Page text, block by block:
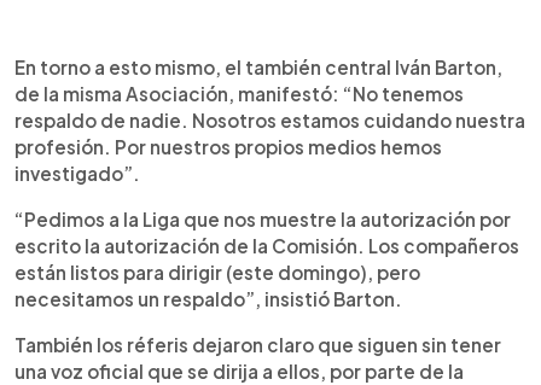
En torno a esto mismo, el también central Iván Barton,
de la misma Asociación, manifestó: “No tenemos
respaldo de nadie. Nosotros estamos cuidando nuestra
profesión. Por nuestros propios medios hemos
investigado”.
“Pedimos a la Liga que nos muestre la autorización por
escrito la autorización de la Comisión. Los compañeros
están listos para dirigir (este domingo), pero
necesitamos un respaldo”, insistió Barton.
También los réferis dejaron claro que siguen sin tener
una voz oficial que se dirija a ellos, por parte de la